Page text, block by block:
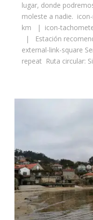
lugar, donde
moleste a nadie.
km | icon-
| Estación
external-link-square
repeat Ruta circular: